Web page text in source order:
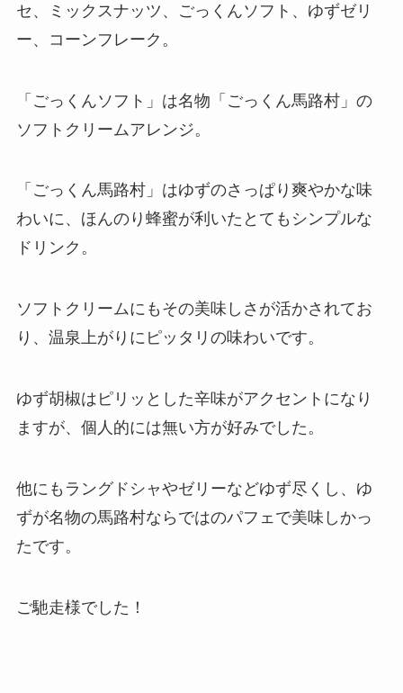
セ、ミックスナッツ、ごっくんソフト、ゆずゼリ
ー、コーンフレーク。
「ごっくんソフト」は名物「ごっくん馬路村」の
ソフトクリームアレンジ。
「ごっくん馬路村」はゆずのさっぱり爽やかな味
わいに、ほんのり蜂蜜が利いたとてもシンプルな
ドリンク。
ソフトクリームにもその美味しさが活かされてお
り、温泉上がりにピッタリの味わいです。
ゆず胡椒はピリッとした辛味がアクセントになり
ますが、個人的には無い方が好みでした。
他にもラングドシャやゼリーなどゆず尽くし、ゆ
ずが名物の馬路村ならではのパフェで美味しかっ
たです。
ご馳走様でした！